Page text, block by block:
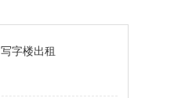
写字楼出租